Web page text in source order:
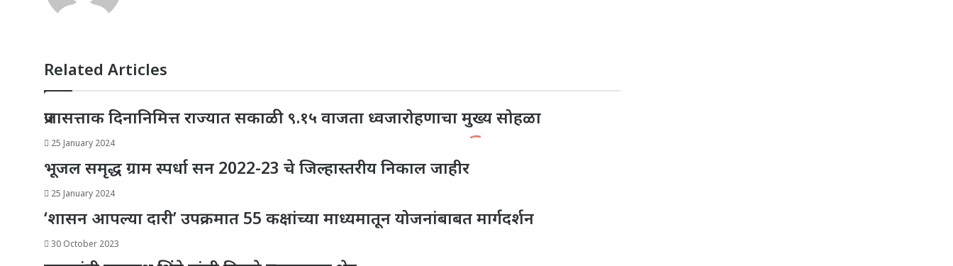
Related Articles
प्रजासत्ताक दिनानिमित्त राज्यात सकाळी ९.१५ वाजता ध्वजारोहणाचा मुख्य सोहळा
25 January 2024
भूजल समृद्ध ग्राम स्पर्धा सन 2022-23 चे जिल्हास्तरीय निकाल जाहीर
25 January 2024
‘शासन आपल्या दारी’ उपक्रमात 55 कक्षांच्या माध्यमातून योजनांबाबत मार्गदर्शन
30 October 2023